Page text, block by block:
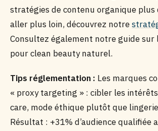
stratégies de contenu organique plus
aller plus loin, découvrez notre
Consultez également notre guide sur
pour clean beauty naturel.
Tips réglementation : Les marques
« proxy targeting » : cibler les
care, mode éthique plutôt que
Résultat : +31% d’audience qualifiée